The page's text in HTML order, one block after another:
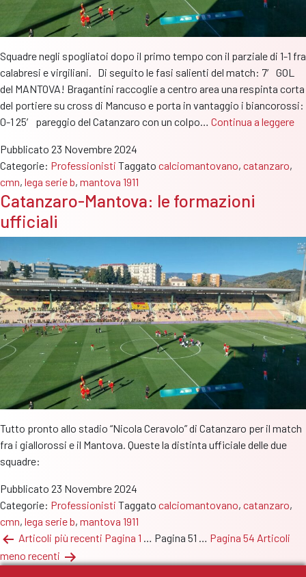
Squadre negli spogliatoi dopo il primo tempo con il parziale di 1-1 fra
calabresi e virgiliani. Di seguito le fasi salienti del match: 7′ GOL
del MANTOVA! Bragantini raccoglie a centro area una respinta corta
del portiere su cross di Mancuso e porta in vantaggio i biancorossi:
0-1 25′ pareggio del Catanzaro con un colpo… Continua a leggere
a
Pubblicato 23 Novembre 2024
Categorie: Professionisti Taggato calciomantovano, catanzaro,
cmn, lega serie b, mantova 1911
Catanzaro-Mantova: le formazioni
ufficiali
Tutto pronto allo stadio “Nicola Ceravolo” di Catanzaro per il match
fra i giallorossi e il Mantova. Queste la distinta ufficiale delle due
squadre:
Pubblicato 23 Novembre 2024
Categorie: Professionisti Taggato calciomantovano, catanzaro,
cmn, lega serie b, mantova 1911
Paginazione
degli
Articoli più recenti Pagina 1 … Pagina 51 … Pagina 54 Articoli
meno recenti